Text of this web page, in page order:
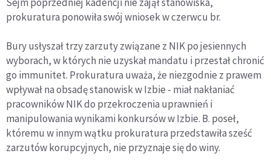
prokuratura ponowiła swój wniosek w czerwcu br.
Bury usłyszał trzy zarzuty związane z NIK po jesiennych
wyborach, w których nie uzyskał mandatu i przestał chronić
go immunitet. Prokuratura uważa, że niezgodnie z prawem
wpływał na obsadę stanowisk w Izbie - miał nakłaniać
pracowników NIK do przekroczenia uprawnień i
manipulowania wynikami konkursów w Izbie. B. poseł,
któremu w innym wątku prokuratura przedstawiła sześć
zarzutów korupcyjnych, nie przyznaje się do winy.